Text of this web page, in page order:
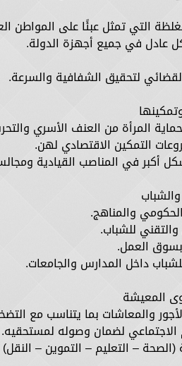
التي تمثل عبئًا على المواطن
عادل في جميع أجهزة الدولة.
لتحقيق الشفافية والسرعة.
المرأة من العنف الأسري
التمكين الاقتصادي لهن.
أكبر في المناصب القيادية
والمناهج.
للشباب.
بسوق العمل.
داخل المدارس والجامعات.
المعيشة
والمعاشات بما يتناسب مع
الاجتماعي لضمان وصوله لمستحقيه.
(الصحة – التعليم – التموين –